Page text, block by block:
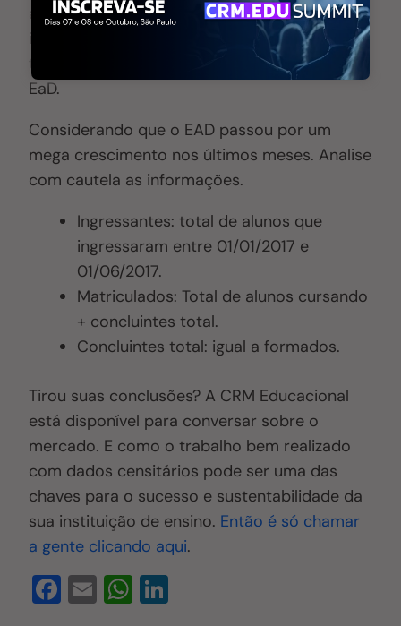
ao censo de 2017. Com números de alunos
ingressantes, matriculados e concluintes de
todas as instituições do Brasil presencial e
EaD.
Considerando que o EAD passou por um
mega crescimento nos últimos meses. Analise
com cautela as informações.
Ingressantes: total de alunos que
ingressaram entre 01/01/2017 e
01/06/2017.
Matriculados: Total de alunos cursando
+ concluintes total.
Concluintes total: igual a formados.
Tirou suas conclusões? A CRM Educacional
está disponível para conversar sobre o
mercado. E como o trabalho bem realizado
com dados censitários pode ser uma das
chaves para o sucesso e sustentabilidade da
sua instituição de ensino. Então é só chamar
a gente clicando aqui.
F E W